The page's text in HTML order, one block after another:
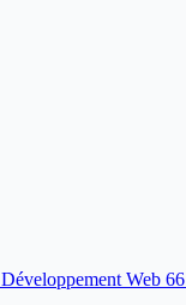
Développement Web 66